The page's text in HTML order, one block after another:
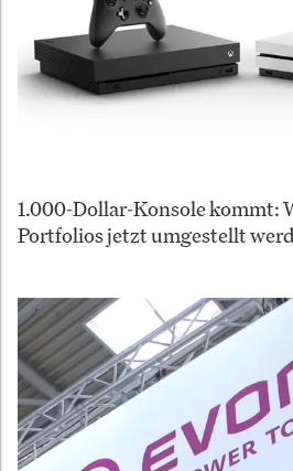
1.000-Dollar-Konsole kommt:
Portfolios jetzt umgestellt